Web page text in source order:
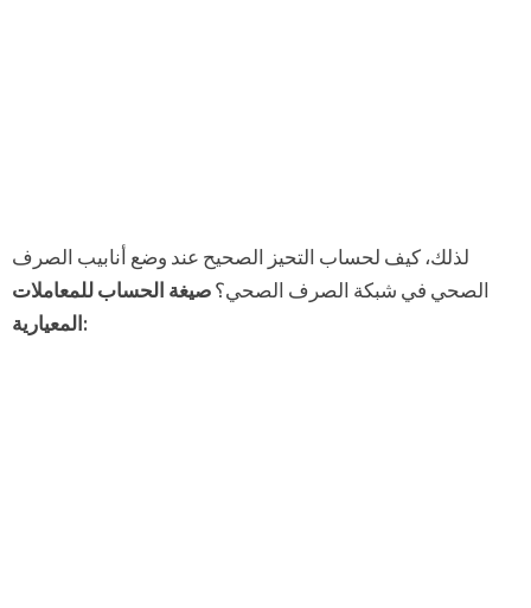
لذلك، كيف لحساب التحيز الصحيح عند وضع أنابيب الصرف
الصحي في شبكة الصرف الصحي؟صيغة الحساب للمعاملات
المعيارية: